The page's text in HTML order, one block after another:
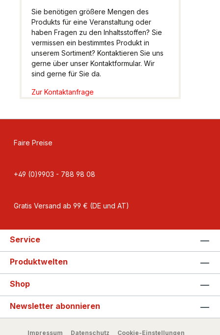
Sie benötigen größere Mengen des
Produkts für eine Veranstaltung oder
haben Fragen zu den Inhaltsstoffen? Sie
vermissen ein bestimmtes Produkt in
unserem Sortiment? Kontaktieren Sie uns
gerne über unser Kontaktformular. Wir
sind gerne für Sie da.
Zur Kontaktanfrage
Faire Preise
+49 (0)9903 - 788 98 08
Gratis Versand ab 99 € (DE und AT)
Service
Produktwelten
Shop
Newsletter abonnieren
Impressum Datenschutz Cookie-Einstellungen